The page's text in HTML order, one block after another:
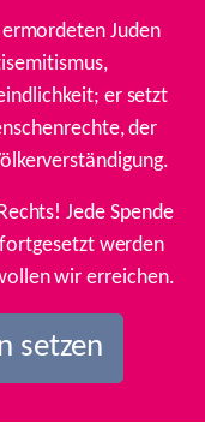
Juden
er setzt
der
Jede Spende
werden
wir erreichen.
setzen